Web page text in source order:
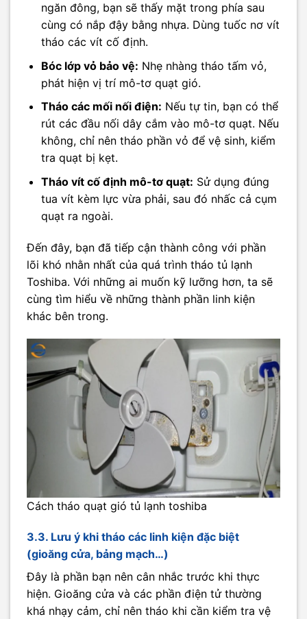
ngăn đông, bạn sẽ thấy mặt trong phía sau
cùng có nắp đậy bằng nhựa. Dùng tuốc nơ vít
tháo các vít cố định.
Bóc lớp vỏ bảo vệ: Nhẹ nhàng tháo tấm vỏ,
phát hiện vị trí mô-tơ quạt gió.
Tháo các mối nối điện: Nếu tự tin, bạn có thể
rút các đầu nối dây cắm vào mô-tơ quạt. Nếu
không, chỉ nên tháo phần vỏ để vệ sinh, kiểm
tra quạt bị kẹt.
Tháo vít cố định mô-tơ quạt: Sử dụng đúng
tua vít kèm lực vừa phải, sau đó nhấc cả cụm
quạt ra ngoài.
Đến đây, bạn đã tiếp cận thành công với phần
lõi khó nhằn nhất của quá trình tháo tủ lạnh
Toshiba. Với những ai muốn kỹ lưỡng hơn, ta sẽ
cùng tìm hiểu về những thành phần linh kiện
khác bên trong.
Cách tháo quạt gió tủ lạnh toshiba
3.3. Lưu ý khi tháo các linh kiện đặc biệt
(gioăng cửa, bảng mạch…)
Đây là phần bạn nên cân nhắc trước khi thực
hiện. Gioăng cửa và các phần điện tử thường
khá nhạy cảm, chỉ nên tháo khi cần kiểm tra vệ